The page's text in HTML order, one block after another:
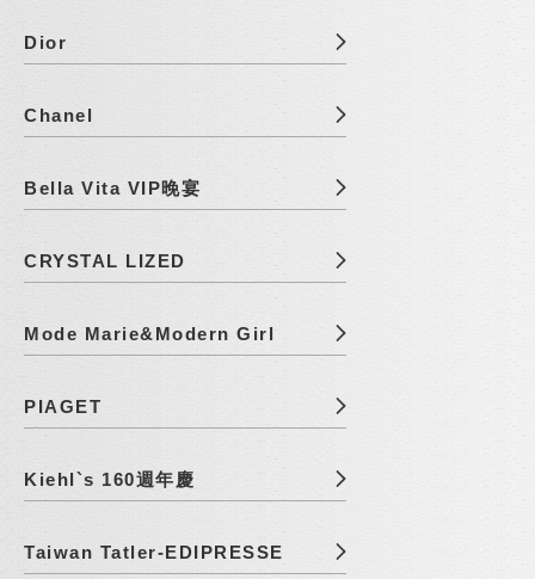
Dior
Chanel
Bella Vita VIP晚宴
CRYSTAL LIZED
Mode Marie&Modern Girl
PIAGET
Kiehl`s 160週年慶
Taiwan Tatler-EDIPRESSE